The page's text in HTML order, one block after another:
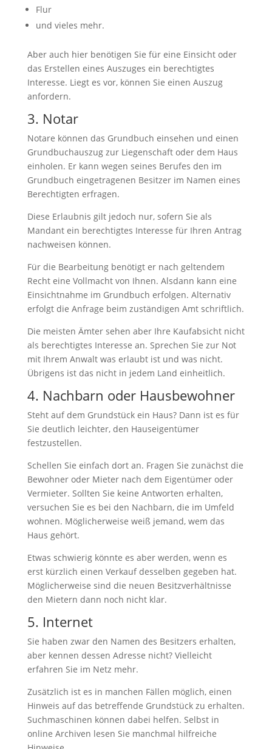
Flur
und vieles mehr.
Aber auch hier benötigen Sie für eine Einsicht oder
das Erstellen eines Auszuges ein berechtigtes
Interesse. Liegt es vor, können Sie einen Auszug
anfordern.
3. Notar
Notare können das Grundbuch einsehen und einen
Grundbuchauszug zur Liegenschaft oder dem Haus
einholen. Er kann wegen seines Berufes den im
Grundbuch eingetragenen Besitzer im Namen eines
Berechtigten erfragen.
Diese Erlaubnis gilt jedoch nur, sofern Sie als
Mandant ein berechtigtes Interesse für Ihren Antrag
nachweisen können.
Für die Bearbeitung benötigt er nach geltendem
Recht eine Vollmacht von Ihnen. Alsdann kann eine
Einsichtnahme im Grundbuch erfolgen. Alternativ
erfolgt die Anfrage beim zuständigen Amt schriftlich.
Die meisten Ämter sehen aber Ihre Kaufabsicht nicht
als berechtigtes Interesse an. Sprechen Sie zur Not
mit Ihrem Anwalt was erlaubt ist und was nicht.
Übrigens ist das nicht in jedem Land einheitlich.
4. Nachbarn oder Hausbewohner
Steht auf dem Grundstück ein Haus? Dann ist es für
Sie deutlich leichter, den Hauseigentümer
festzustellen.
Schellen Sie einfach dort an. Fragen Sie zunächst die
Bewohner oder Mieter nach dem Eigentümer oder
Vermieter. Sollten Sie keine Antworten erhalten,
versuchen Sie es bei den Nachbarn, die im Umfeld
wohnen. Möglicherweise weiß jemand, wem das
Haus gehört.
Etwas schwierig könnte es aber werden, wenn es
erst kürzlich einen Verkauf desselben gegeben hat.
Möglicherweise sind die neuen Besitzverhältnisse
den Mietern dann noch nicht klar.
5. Internet
Sie haben zwar den Namen des Besitzers erhalten,
aber kennen dessen Adresse nicht? Vielleicht
erfahren Sie im Netz mehr.
Zusätzlich ist es in manchen Fällen möglich, einen
Hinweis auf das betreffende Grundstück zu erhalten.
Suchmaschinen können dabei helfen. Selbst in
online Archiven lesen Sie manchmal hilfreiche